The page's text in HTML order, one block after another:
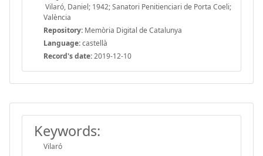
Vilaró, Daniel; 1942; Sanatori Penitienciari de Porta Coeli;
València
Repository: Memòria Digital de Catalunya
Language:castellà
Record's date:2019-12-10
Keywords:
Vilaró